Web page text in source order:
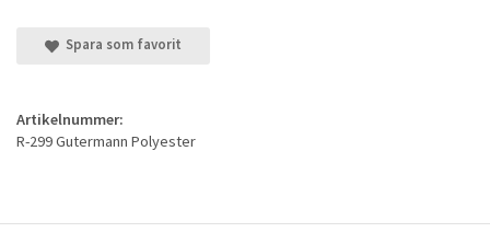
Spara som favorit
Artikelnummer:
R-299 Gutermann Polyester